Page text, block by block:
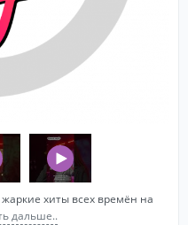
жаркие хиты всех времён на
дальше..